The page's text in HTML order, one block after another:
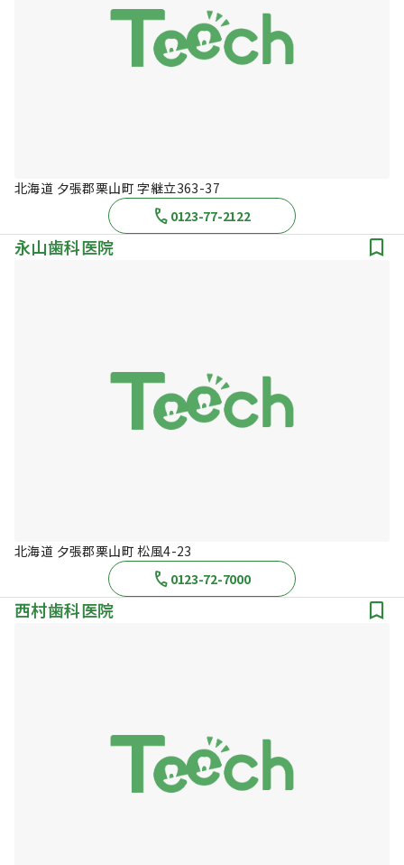
北海道 夕張郡栗山町 字継立363-37
0123-77-2122
永山歯科医院
北海道 夕張郡栗山町 松風4-23
0123-72-7000
西村歯科医院